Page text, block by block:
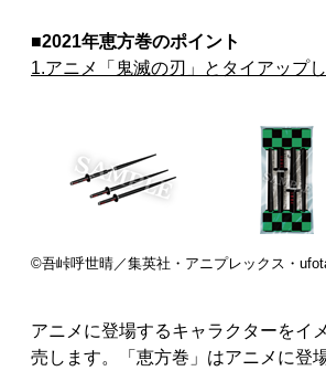
■2021年恵方巻のポイント
1.アニメ「鬼滅の刃」とタイアップ
©吾峠呼世晴／集英社・アニプレックス・
アニメに登場するキャラクターをイ
売します。「恵方巻」はアニメに登